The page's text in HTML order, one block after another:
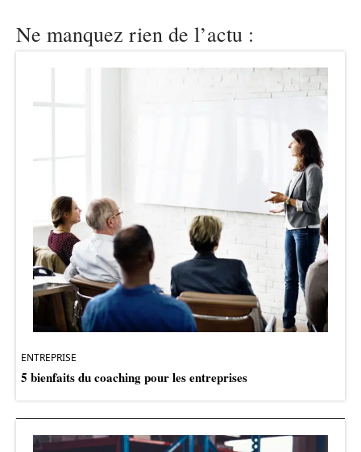
Ne manquez rien de l’actu :
ENTREPRISE
5 bienfaits du coaching pour les entreprises